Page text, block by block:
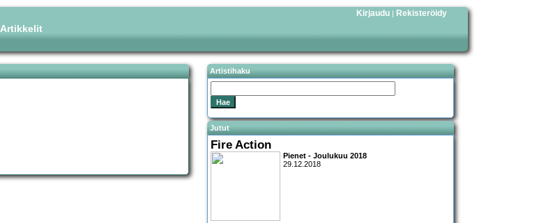
Artikkelit
Kirjaudu | Rekisteröidy
Artistihaku
Jutut
Fire Action
Pienet - Joulukuu 2018
29.12.2018